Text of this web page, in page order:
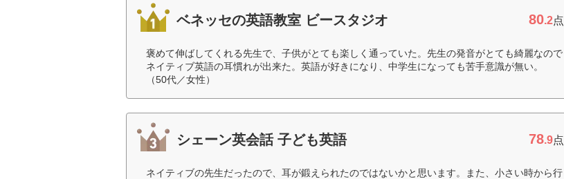
ベネッセの英語教室 ビースタジオ 80.2点
褒めて伸ばしてくれる先生で、子供がとても楽しく通っていた。先生の発音がとても綺麗なので
ネイティブ英語の耳慣れが出来た。英語が好きになり、中学生になっても苦手意識が無い。
（50代／女性）
シェーン英会話 子ども英語 78.9点
ネイティブの先生だったので、耳が鍛えられたのではないかと思います。また、小さい時から行